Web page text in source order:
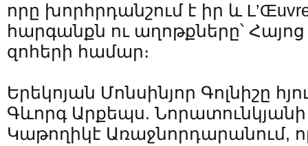
որը խորհրդանշում է իր և L’Œuvre
հարգանքն ու աղոթքները՝
զոհերի համար։
Երեկոյան Մոնսինյոր Գոլնիշը
Գևորգ Արքեպս.
Կաթողիկէ Առաջնորդարանում,